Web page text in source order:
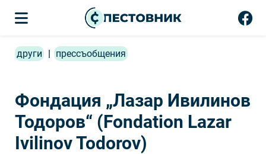
други | прессъобщения
Фондация „Лазар Ивилинов
Тодоров“ (Fondation Lazar
Ivilinov Todorov)